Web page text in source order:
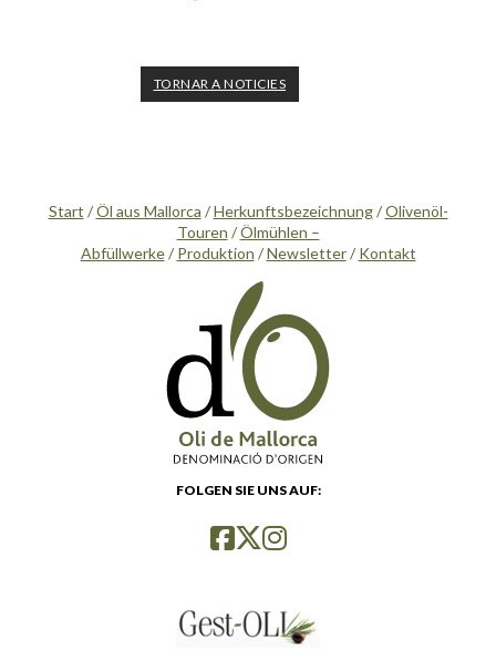
TORNAR A NOTICIES
Start /Öl aus Mallorca /Herkunftsbezeichnung/Olivenöl-
Touren /Ölmühlen –
Abfüllwerke/ Produktion /Newsletter/ Kontakt
FOLGEN SIE UNS AUF: